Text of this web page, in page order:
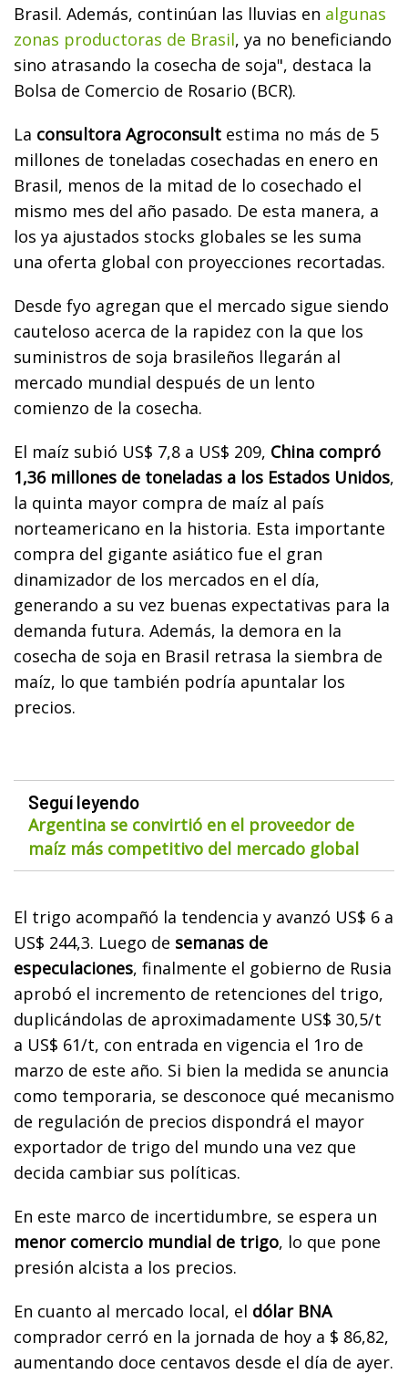
Brasil. Además, continúan las lluvias en algunas
zonas productoras de Brasil, ya no beneficiando
sino atrasando la cosecha de soja", destaca la
Bolsa de Comercio de Rosario (BCR).
La consultora Agroconsult estima no más de 5
millones de toneladas cosechadas en enero en
Brasil, menos de la mitad de lo cosechado el
mismo mes del año pasado. De esta manera, a
los ya ajustados stocks globales se les suma
una oferta global con proyecciones recortadas.
Desde fyo agregan que el mercado sigue siendo
cauteloso acerca de la rapidez con la que los
suministros de soja brasileños llegarán al
mercado mundial después de un lento
comienzo de la cosecha.
El maíz subió US$ 7,8 a US$ 209, China compró
1,36 millones de toneladas a los Estados Unidos,
la quinta mayor compra de maíz al país
norteamericano en la historia. Esta importante
compra del gigante asiático fue el gran
dinamizador de los mercados en el día,
generando a su vez buenas expectativas para la
demanda futura. Además, la demora en la
cosecha de soja en Brasil retrasa la siembra de
maíz, lo que también podría apuntalar los
precios.
Seguí leyendo
Argentina se convirtió en el proveedor de
maíz más competitivo del mercado global
El trigo acompañó la tendencia y avanzó US$ 6 a
US$ 244,3. Luego de semanas de
especulaciones, finalmente el gobierno de Rusia
aprobó el incremento de retenciones del trigo,
duplicándolas de aproximadamente US$ 30,5/t
a US$ 61/t, con entrada en vigencia el 1ro de
marzo de este año. Si bien la medida se anuncia
como temporaria, se desconoce qué mecanismo
de regulación de precios dispondrá el mayor
exportador de trigo del mundo una vez que
decida cambiar sus políticas.
En este marco de incertidumbre, se espera un
menor comercio mundial de trigo, lo que pone
presión alcista a los precios.
En cuanto al mercado local, el dólar BNA
comprador cerró en la jornada de hoy a $ 86,82,
aumentando doce centavos desde el día de ayer.